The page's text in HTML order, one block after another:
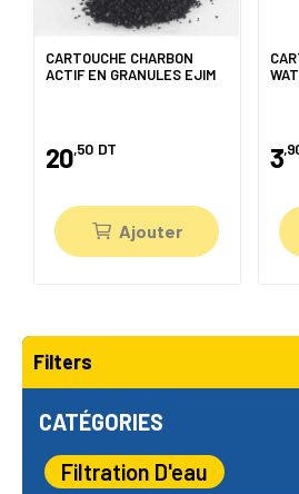
Filters
CATÉGORIES
Filtration D'eau
CARTOUCHE CHARBON
ACTIF EN GRANULES EJIM
20,50 DT
Ajouter
3